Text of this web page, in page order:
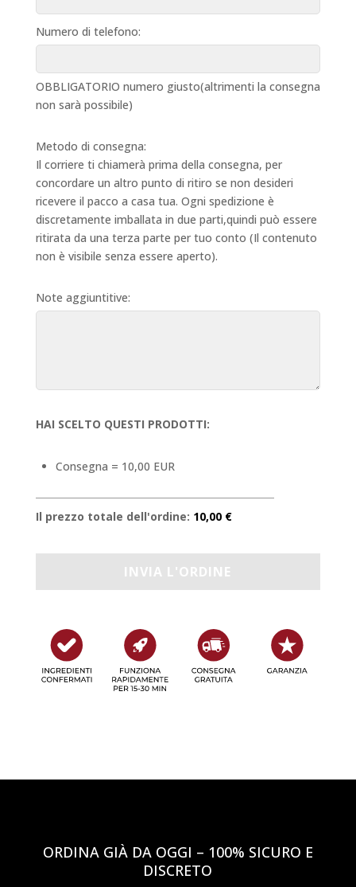
Numero di telefono:
OBBLIGATORIO numero giusto(altrimenti la consegna
non sarà possibile)
Metodo di consegna:
Il corriere ti chiamerà prima della consegna, per
concordare un altro punto di ritiro se non desideri
ricevere il pacco a casa tua. Ogni spedizione è
discretamente imballata in due parti,quindi può essere
ritirata da una terza parte per tuo conto (Il contenuto
non è visibile senza essere aperto).
Note aggiuntitive:
HAI SCELTO QUESTI PRODOTTI:
Consegna = 10,00 EUR
Il prezzo totale dell'ordine: 10,00 €
ORDINA GIÀ DA OGGI – 100% SICURO E
DISCRETO